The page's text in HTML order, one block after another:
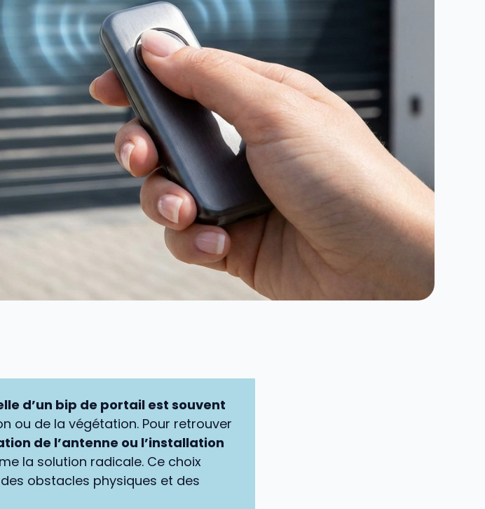
d’un bip de portail est souvent
ou de la végétation. Pour retrouver
de l’antenne ou l’installation
la solution radicale. Ce choix
obstacles physiques et des